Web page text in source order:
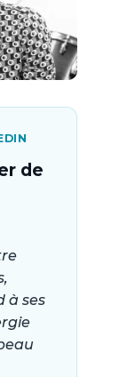
de
à ses